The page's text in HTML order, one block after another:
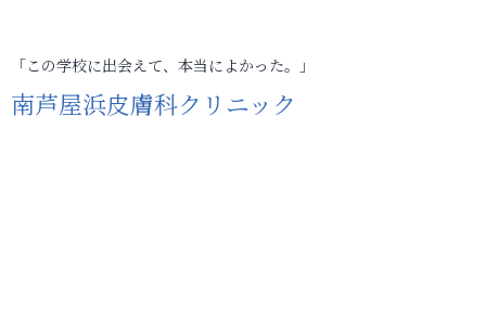
「この学校に出会えて、本当によかった。」
南芦屋浜皮膚科クリニック